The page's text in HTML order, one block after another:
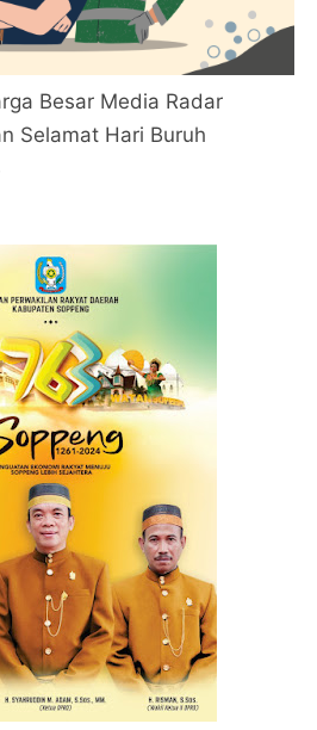
Besar Media Radar
Selamat Hari Buruh